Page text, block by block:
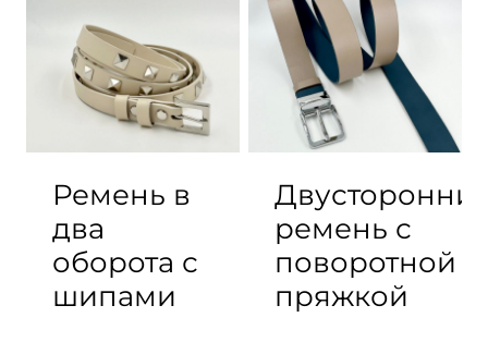
Ремень в
два
оборота с
шипами
ремень с
поворотной
пряжкой